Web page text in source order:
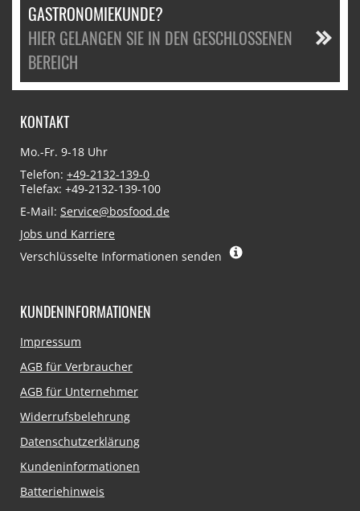
GASTRONOMIEKUNDE?
HIER GELANGEN SIE IN DEN GESCHLOSSENEN
BEREICH
KONTAKT
Mo.-Fr. 9-18 Uhr
Telefon: +49-2132-139-0
Telefax: +49-2132-139-100
E-Mail: Service@bosfood.de
Jobs und Karriere
Verschlüsselte Informationen senden
KUNDENINFORMATIONEN
Navigation
Impressum
AGB für Verbraucher
AGB für Unternehmer
Widerrufsbelehrung
Datenschutzerklärung
Kundeninformationen
Batteriehinweis